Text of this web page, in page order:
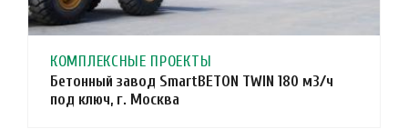
КОМПЛЕКСНЫЕ ПРОЕКТЫ
Бетонный завод SmartBETON TWIN 180 м3/ч
под ключ, г. Москва